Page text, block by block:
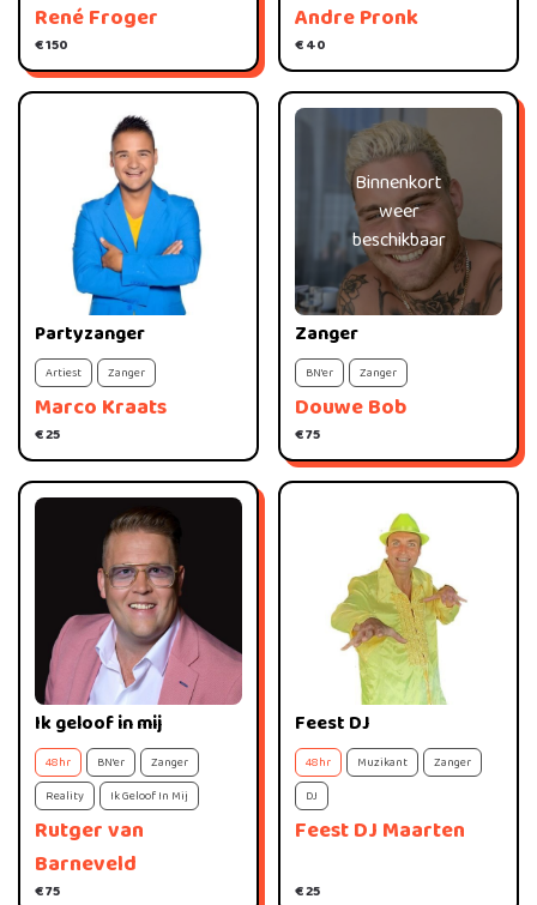
René Froger
€ 150
Andre Pronk
€ 40
Marco Kraats
Partyzanger
€ 25
Artiest Zanger
Binnenkort
weer
beschikbaar
Douwe Bob
Zanger
€ 75
BN'er Zanger
Rutger van
Barneveld
Ik geloof in mij
€ 75
48hr BN'er
Zanger
Reality
Ik Geloof In Mij
Feest DJ Maarten
Feest DJ
€ 25
48hr Muzikant
Zanger
DJ